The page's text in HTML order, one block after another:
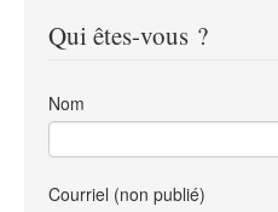
Qui êtes-vous ?
Nom
Courriel (non publié)